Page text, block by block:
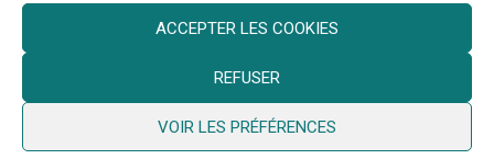
ACCEPTER LES COOKIES
REFUSER
VOIR LES PRÉFÉRENCES
© 2026 Ville de Billy Berclau —neoweb.fr